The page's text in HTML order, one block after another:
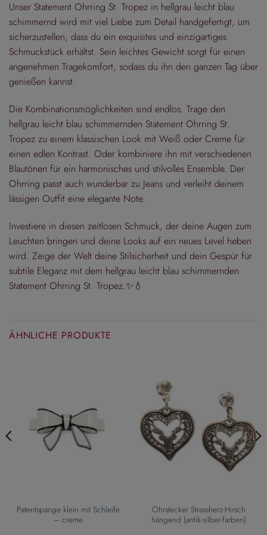
Unser Statement Ohrring St. Tropez in hellgrau leicht blau
schimmernd wird mit viel Liebe zum Detail handgefertigt, um
sicherzustellen, dass du ein exquisites und einzigartiges
Schmuckstück erhältst. Sein leichtes Gewicht sorgt für einen
angenehmen Tragekomfort, sodass du ihn den ganzen Tag über
genießen kannst.
Die Kombinationsmöglichkeiten sind endlos. Trage den
hellgrau leicht blau schimmernden Statement Ohrring St.
Tropez zu einem klassischen Look mit Weiß oder Creme für
einen edlen Kontrast. Oder kombiniere ihn mit verschiedenen
Blautönen für ein harmonisches und stilvolles Ensemble. Der
Ohrring passt auch wunderbar zu Jeans und verleiht deinem
lässigen Outfit eine elegante Note.
Investiere in diesen zeitlosen Schmuck, der deine Augen zum
Leuchten bringen und deine Looks auf ein neues Level heben
wird. Zeige der Welt deine Stilsicherheit und dein Gespür für
subtile Eleganz mit dem hellgrau leicht blau schimmernden
Statement Ohrring St. Tropez.✨💧
ÄHNLICHE PRODUKTE
Patentspange klein mit Schleife
– creme
Ohrstecker Strassherz-Hirsch
hängend (antik-silber-farben)